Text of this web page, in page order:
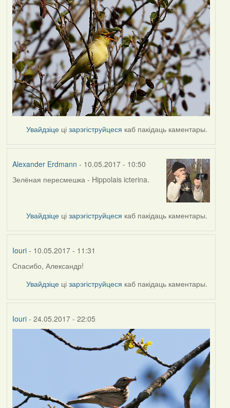
Увайдзіце цізарэгіструйцеся каб пакідаць каментары.
Alexander Erdmann - 10.05.2017 - 10:50
In
Зелёная пересмешка - Hippolais icterina.
Увайдзіце цізарэгіструйцеся каб пакідаць каментары.
Iouri- 10.05.2017 - 11:31
In
reply
by
Erdmann
Спасибо, Александр!
Увайдзіце цізарэгіструйцеся каб пакідаць каментары.
Iouri- 24.05.2017 - 22:05